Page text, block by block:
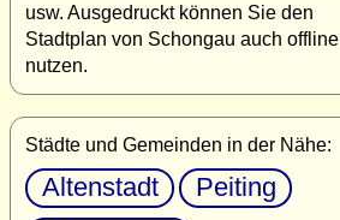
usw. Ausgedruckt können Sie den
Stadtplan von Schongau auch offline
nutzen.
Städte und Gemeinden in der Nähe:
Altenstadt
Peiting